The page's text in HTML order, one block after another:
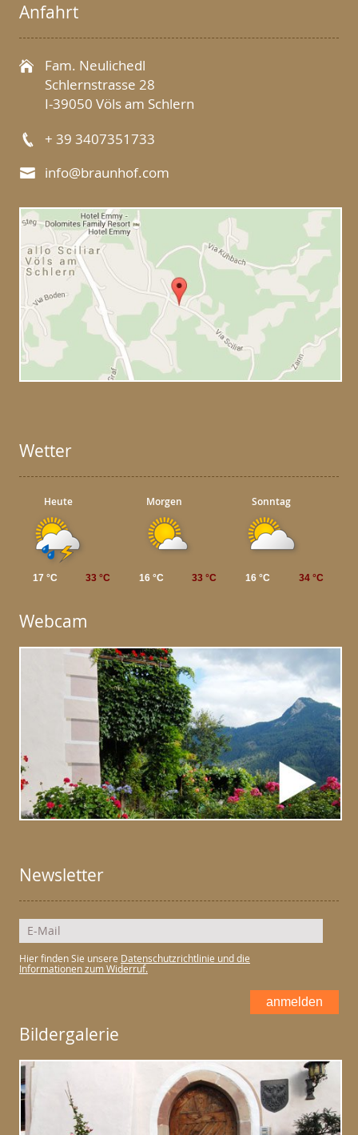
Anfahrt
Fam. Neulichedl
Schlernstrasse 28
I-39050 Völs am Schlern
+ 39 3407351733
info@braunhof.com
Wetter
Heute Morgen Sonntag
17 °C 33 °C 16 °C 33 °C 16 °C 34 °C
Webcam
Newsletter
Hier finden Sie unsere Datenschutzrichtlinie und die
Informationen zum Widerruf.
anmelden
Bildergalerie